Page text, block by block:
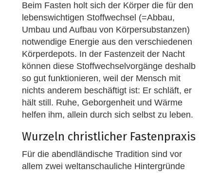
Beim Fasten holt sich der Körper die für den
lebenswichtigen Stoffwechsel (=Abbau,
Umbau und Aufbau von Körpersubstanzen)
notwendige Energie aus den verschiedenen
Körperdepots. In der Fastenzeit der Nacht
können diese Stoffwechselvorgänge deshalb
so gut funktionieren, weil der Mensch mit
nichts anderem beschäftigt ist: Er schläft, er
hält still. Ruhe, Geborgenheit und Wärme
helfen ihm, allein durch sich selbst zu leben.
Wurzeln christlicher Fastenpraxis
Für die abendländische Tradition sind vor
allem zwei weltanschauliche Hintergründe